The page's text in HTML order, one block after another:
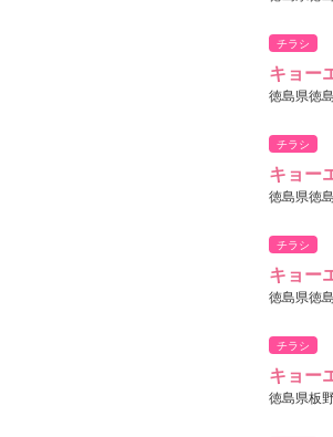
チラシ
キョー
徳島県徳
チラシ
キョー
徳島県徳
チラシ
キョー
徳島県徳
チラシ
キョー
徳島県板